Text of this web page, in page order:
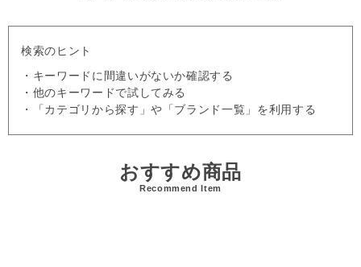
検索のヒント
・キーワードに間違いがないか確認する
・他のキーワードで試してみる
・「カテゴリから探す」や「ブランド一覧」を利用する
おすすめ商品
Recommend Item